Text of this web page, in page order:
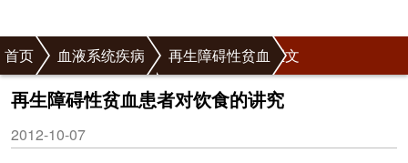
首页 血液系统疾病
再生障碍性贫血
再生障碍性贫血饮食
正文
再生障碍性贫血患者对饮食的讲究
2012-10-07